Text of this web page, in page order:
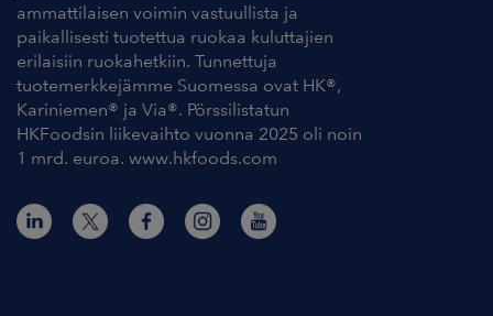
ammattilaisen voimin vastuullista ja
paikallisesti tuotettua ruokaa kuluttajien
erilaisiin ruokahetkiin. Tunnettuja
tuotemerkkejämme Suomessa ovat HK®,
Kariniemen® ja Via®. Pörssilistatun
HKFoodsin liikevaihto vuonna 2025 oli noin
1 mrd. euroa. www.hkfoods.com